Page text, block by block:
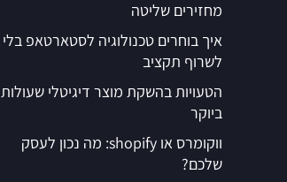
מחזירים שליטה
איך בוחרים טכנולוגיה לסטארטאפ בלי
לשרוף תקציב
הטעויות בהשקת מוצר דיגיטלי שעולות
ביוקר
ווקומרס או shopify: מה נכון לעסק
שלכם?